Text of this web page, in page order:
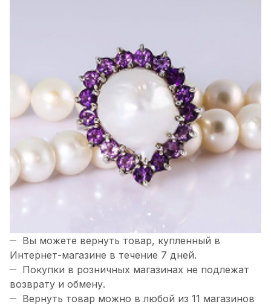
Вы можете вернуть товар, купленный в
Интернет-магазине в течение 7 дней.
Покупки в розничных магазинах не подлежат
возврату и обмену.
Вернуть товар можно в любой из 11 магазинов